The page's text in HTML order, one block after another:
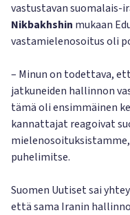
vastustavan suomalais-
Nikbakhshin mukaan
vastamielenosoitus oli
– Minun on todettava,
jatkuneiden hallinnon
tämä oli ensimmäinen
kannattajat reagoivat
puhelimitse.
Suomen Uutiset sai
että sama Iranin